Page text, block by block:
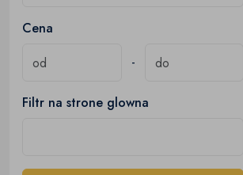
Cena
-
Filtr na strone glowna